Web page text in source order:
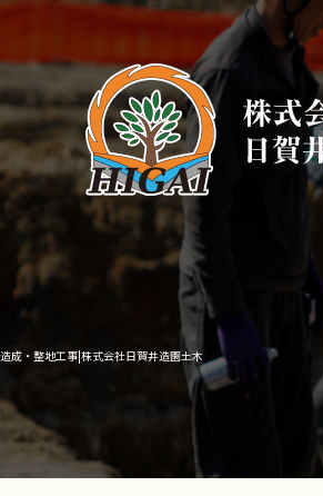
造成・整地工事|株式会社日賀井造園土木